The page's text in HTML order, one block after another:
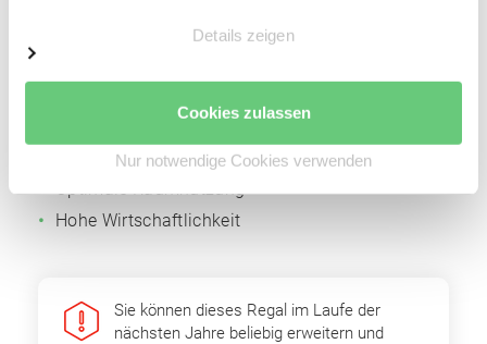
Details zeigen
Cookies zulassen
Nur notwendige Cookies verwenden
Einfacher Regalaufbau
Anbaufelder
Optimale Raumnutzung
Hohe Wirtschaftlichkeit
Sie können dieses Regal im Laufe der
nächsten Jahre beliebig erweitern und